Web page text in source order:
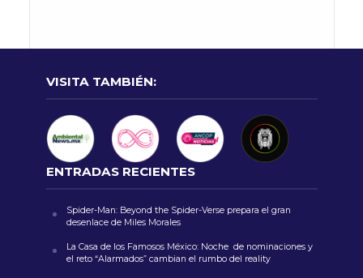
VISITA TAMBIÉN:
ENTRADAS RECIENTES
Spider-Man: Beyond the Spider-Verse prepara el gran
desenlace de Miles Morales
La Casa de los Famosos México: Noche de nominaciones y
el reto “Alarmados” cambian el rumbo del reality